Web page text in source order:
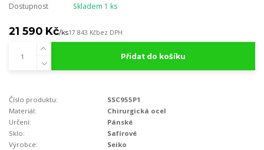
Dostupnost Skladem 1 ks
21 590 Kč/ks17 843 Kčbez DPH
Přidat do košíku
Číslo produktu:
SSC955P1
Materiál:
Chirurgická ocel
Určení:
Pánské
Sklo:
Safírové
Výrobce:
Seiko